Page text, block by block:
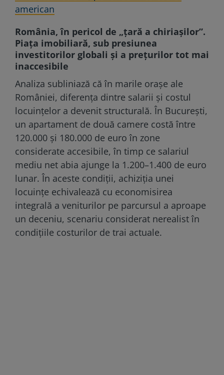
american
România, în pericol de „țară a chiriașilor”.
Piața imobiliară, sub presiunea
investitorilor globali și a prețurilor tot mai
inaccesibile
Analiza subliniază că în marile orașe ale
României, diferența dintre salarii și costul
locuințelor a devenit structurală. În București,
un apartament de două camere costă între
120.000 și 180.000 de euro în zone
considerate accesibile, în timp ce salariul
mediu net abia ajunge la 1.200–1.400 de euro
lunar. În aceste condiții, achiziția unei
locuințe echivalează cu economisirea
integrală a veniturilor pe parcursul a aproape
un deceniu, scenariu considerat nerealist în
condițiile costurilor de trai actuale.